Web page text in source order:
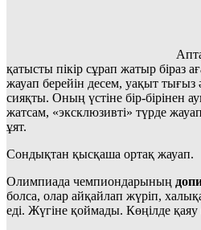
қатысты пікір сұрап жатыр біраз
жауап берейін десем, уақыт тығыз
сияқты. Оның үстіне бір-бірінен
жатсам, «эксклюзивті» түрде
ұят.
Сондықтан қысқаша ортақ жауап.
Олимпиада чемпиондарының
болса, олар айқайлап жүріп,
еді. Жүгіне қоймады. Көңілде